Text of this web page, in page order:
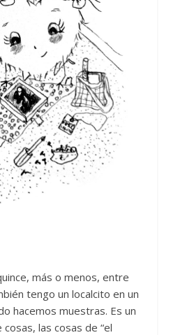
más o menos, entre
tengo un localcito en un
hacemos muestras. Es un
las cosas de “el